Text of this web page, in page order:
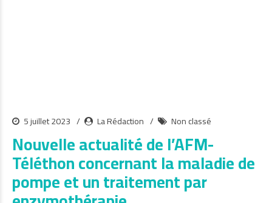
5 juillet 2023 La Rédaction Non classé
Nouvelle actualité de l’AFM-
Téléthon concernant la maladie de
pompe et un traitement par